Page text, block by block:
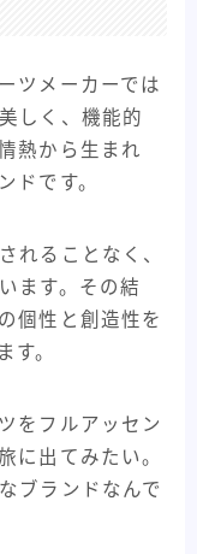
ツメーカーでは
しく、機能的
熱から生まれ
ドです。
れることなく、
ます。その結
個性と創造性を
す。
をフルアッセン
に出てみたい。
ブランドなんで